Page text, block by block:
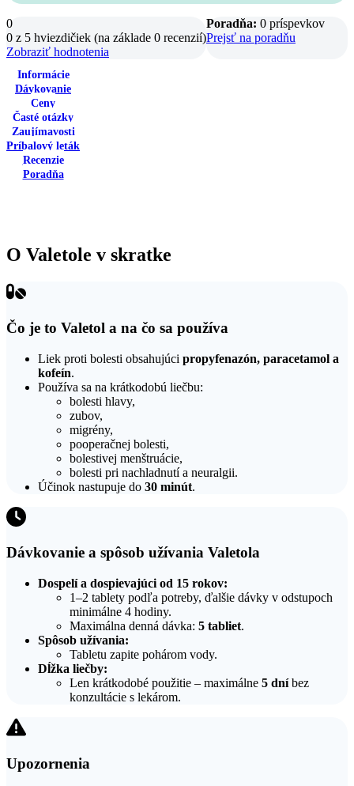
0
0 z 5 hviezdičiek (na základe 0 recenzií)
Zobraziť hodnotenia
Poradňa: 0 príspevkov
Prejsť na poradňu
Informácie
Dávkovanie
Ceny
Časté otázky
Zaujímavosti
Príbalový leták
Recenzie
Poradňa
O Valetole v skratke
Čo je to Valetol a na čo sa používa
Liek proti bolesti obsahujúci propyfenazón, paracetamol a
kofeín.
Používa sa na krátkodobú liečbu:
bolesti hlavy,
zubov,
migrény,
pooperačnej bolesti,
bolestivej menštruácie,
bolesti pri nachladnutí a neuralgii.
Účinok nastupuje do 30 minút.
Dávkovanie a spôsob užívania Valetola
Dospelí a dospievajúci od 15 rokov:
1–2 tablety podľa potreby, ďalšie dávky v odstupoch
minimálne 4 hodiny.
Maximálna denná dávka: 5 tabliet.
Spôsob užívania:
Tabletu zapite pohárom vody.
Dĺžka liečby:
Len krátkodobé použitie – maximálne 5 dníbez
konzultácie s lekárom.
Upozornenia